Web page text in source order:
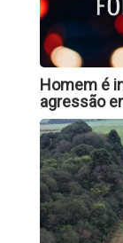
Homem é
agressão